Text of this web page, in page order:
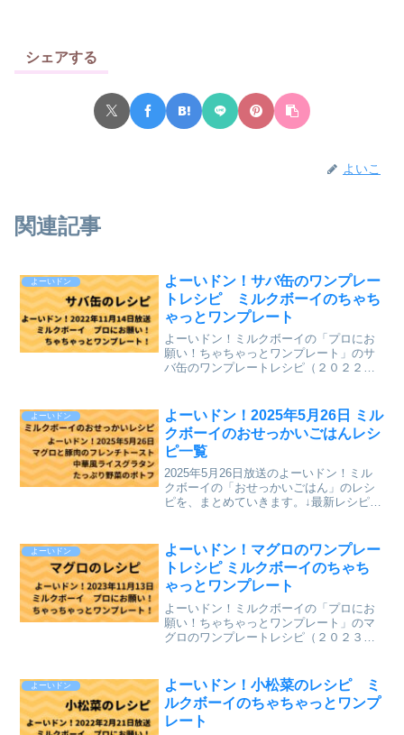
シェアする
よいこ
関連記事
よーいドン
よーいドン！サバ缶のワンプレー
トレシピ ミルクボーイのちゃち
ゃっとワンプレート
よーいドン！ミルクボーイの「プロにお
願い！ちゃちゃっとワンプレート」のサ
バ缶のワンプレートレシピ（２０２２年
めて今までのレシピを記事にしていま
す。⇒「ミルクボーイのプロ...
よーいドン
よーいドン！2025年5月26日 ミル
クボーイのおせっかいごはんレシ
ピ一覧
2025年5月26日放送のよーいドン！ミル
クボーイの「おせっかいごはん」のレシ
ピを、まとめていきます。↓最新レシピも
ーイのプロにお願い ちゃちゃっとワン
プレート」のレシ...
よーいドン
よーいドン！マグロのワンプレー
トレシピ ミルクボーイのちゃち
ゃっとワンプレート
よーいドン！ミルクボーイの「プロにお
願い！ちゃちゃっとワンプレート」のマ
グロのワンプレートレシピ（２０２３年
めて今までのレシピを記事にしていま
す。⇒「ミルクボーイのプロ...
よーいドン
よーいドン！小松菜のレシピ ミ
ルクボーイのちゃちゃっとワンプ
レート